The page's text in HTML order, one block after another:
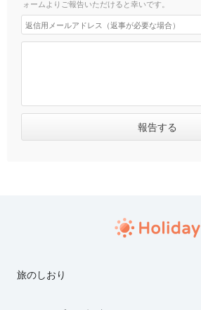
ォームよりご報告いただけると幸いです。
旅のしおり